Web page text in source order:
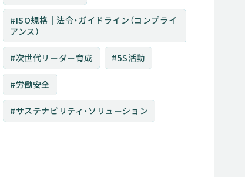
ISO規格│法令・ガイドライン（コンプライ
アンス）
次世代リーダー育成 5S活動
労働安全
サステナビリティ・ソリューション